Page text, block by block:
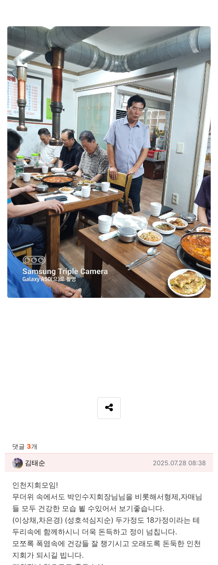
SNS 공유
댓글 3개
김태순님의 댓글
김태순 작성일
2025.07.28 08:38
인천지회모임!
무더위 속에서도 박인수지회장님님을 비롯해서형제,자매님
들 모두 건강한 모습 뵐 수있어서 보기좋습니다.
(이상채,차은경) (성호석심지순) 두가정도 18가정이라는 테
두리속에 함께하시니 더욱 돈득하고 정이 넘칩니다.
모쪼록 폭염속에 건강들 잘 챙기시고 오래도록 돈둑한 인천
지회가 되시길 빕니다.